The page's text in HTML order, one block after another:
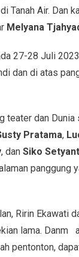
Air. Dan
Melyana
27-28 Juli
dan di atas
dan Dunia
Pratama,
, dan Siko
panggung
Ririn Ekawati
lama. Danm
pentonton,